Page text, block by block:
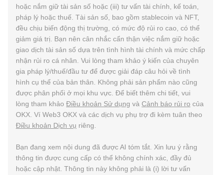
hoặc nắm giữ tài sản số hoặc (iii) tư vấn tài chính, kế toán,
pháp lý hoặc thuế. Tài sản số, bao gồm stablecoin và NFT,
đều chịu biến động thị trường, có mức độ rủi ro cao, có thể
giảm giá trị. Bạn nên cân nhắc cẩn thận việc nắm giữ hoặc
giao dịch tài sản số dựa trên tình hình tài chính và mức chấp
nhận rủi ro cá nhân. Vui lòng tham khảo ý kiến của chuyên
gia pháp lý/thuế/đầu tư để được giải đáp câu hỏi về tình
hình cụ thể của bản thân. Không phải sản phẩm nào cũng
được phân phối ở mọi khu vực. Để biết thêm chi tiết, vui
lòng tham khảo Điều khoản Sử dụng và Cảnh báo rủi ro của
OKX. Ví Web3 OKX và các dịch vụ phụ trợ đi kèm tuân theo
Điều khoản Dịch vụ riêng.
Bạn đang xem nội dung đã được AI tóm tắt. Xin lưu ý rằng
thông tin được cung cấp có thể không chính xác, đầy đủ
hoặc cập nhật. Thông tin này không phải là (i) lời tư vấn